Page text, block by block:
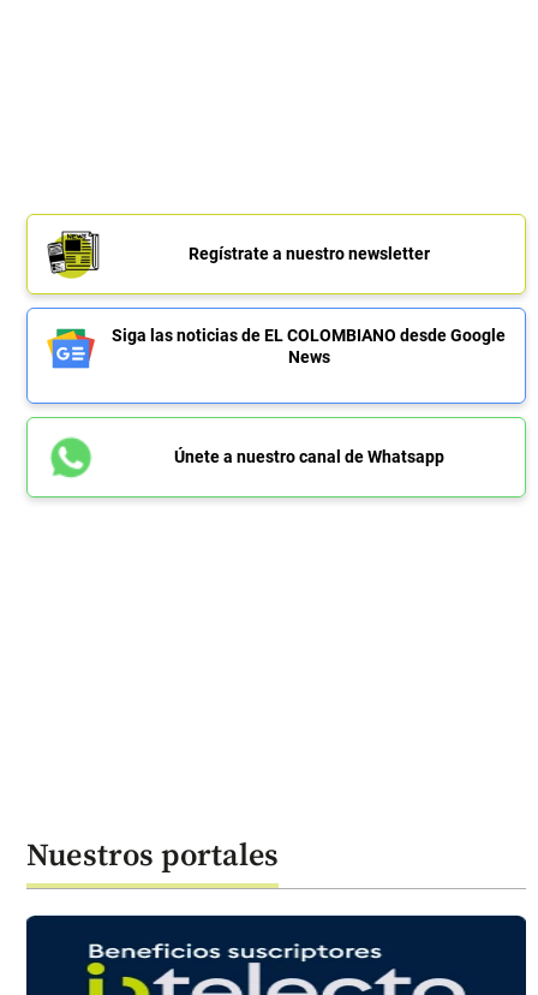
Regístrate a nuestro newsletter
Siga las noticias de EL COLOMBIANO desde Google
News
Únete a nuestro canal de Whatsapp
Nuestros portales